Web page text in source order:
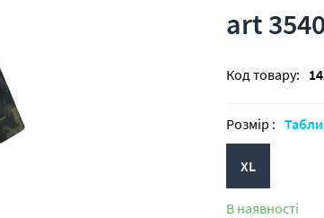
art
Код товару:
Розмір :
XL
В наявності